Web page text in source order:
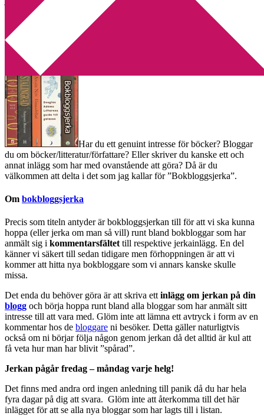
Bokbloggsjerka 25 – 28 januari
2013-01-25 by
Har du ett genuint intresse för böcker? Bloggar
du om böcker/litteratur/författare? Eller skriver du kanske ett och
annat inlägg som har med ovanstående att göra? Då är du
välkommen att delta i det som jag kallar för ”Bokbloggsjerka”.
Om bokbloggsjerka
Precis som titeln antyder är bokbloggsjerkan till för att vi ska kunna
hoppa (eller jerka om man så vill) runt bland bokbloggar som har
anmält sig i kommentarsfältettill respektive jerkainlägg. En del
känner vi säkert till sedan tidigare men förhoppningen är att vi
kommer att hitta nya bokbloggare som vi annars kanske skulle
missa.
Det enda du behöver göra är att skriva ettinlägg om jerkan på din
blogg och börja hoppa runt bland alla bloggar som har anmält sitt
intresse till att vara med. Glöm inte att lämna ett avtryck i form av en
kommentar hos de bloggare ni besöker. Detta gäller naturligtvis
också om ni börjar följa någon genom jerkan då det alltid är kul att
få veta hur man har blivit ”spårad”.
Jerkan pågår fredag – måndag varje helg!
Det finns med andra ord ingen anledning till panik då du har hela
fyra dagar på dig att svara. Glöm inte att återkomma till det här
inlägget för att se alla nya bloggar som har lagts till i listan.